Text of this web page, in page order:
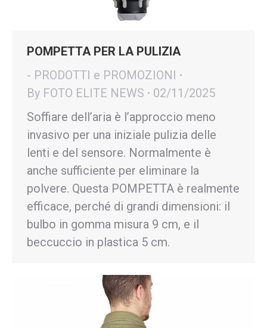
POMPETTA PER LA PULIZIA
- PRODOTTI e PROMOZIONI
By FOTO ELITE NEWS
02/11/2025
Soffiare dell’aria è l’approccio meno
invasivo per una iniziale pulizia delle
lenti e del sensore. Normalmente è
anche sufficiente per eliminare la
polvere. Questa POMPETTA è realmente
efficace, perché di grandi dimensioni: il
bulbo in gomma misura 9 cm, e il
beccuccio in plastica 5 cm.